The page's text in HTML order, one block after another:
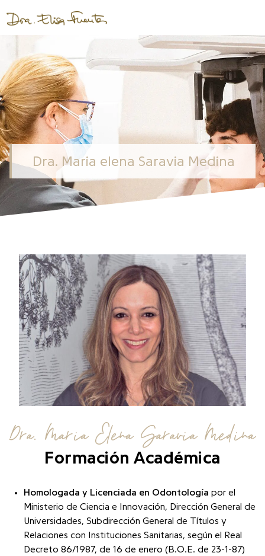
Dra. Maria elena Saravia Medina
Dra. Maria Elena Saravia Medina
Formación Académica
Homologada y Licenciada en Odontología por el
Ministerio de Ciencia e Innovación, Dirección General de
Universidades, Subdirección General de Títulos y
Relaciones con Instituciones Sanitarias, según el Real
Decreto 86/1987, de 16 de enero (B.O.E. de 23-1-87)